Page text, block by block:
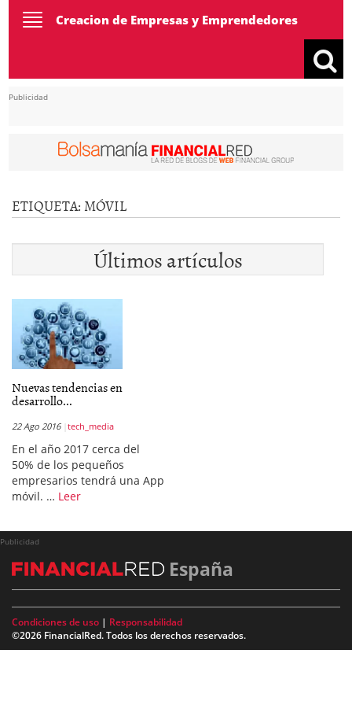
ToggleCreacion de Empresas y Emprendedores
Publicidad
ETIQUETA: MÓVIL
Últimos artículos
Nuevas tendencias en
desarrollo...
22 Ago 2016 tech_media
En el año 2017 cerca del
50% de los pequeños
empresarios tendrá una App
móvil. … Leer
Publicidad
España
Condiciones de uso | Responsabilidad
©2026 FinancialRed. Todos los derechos reservados.